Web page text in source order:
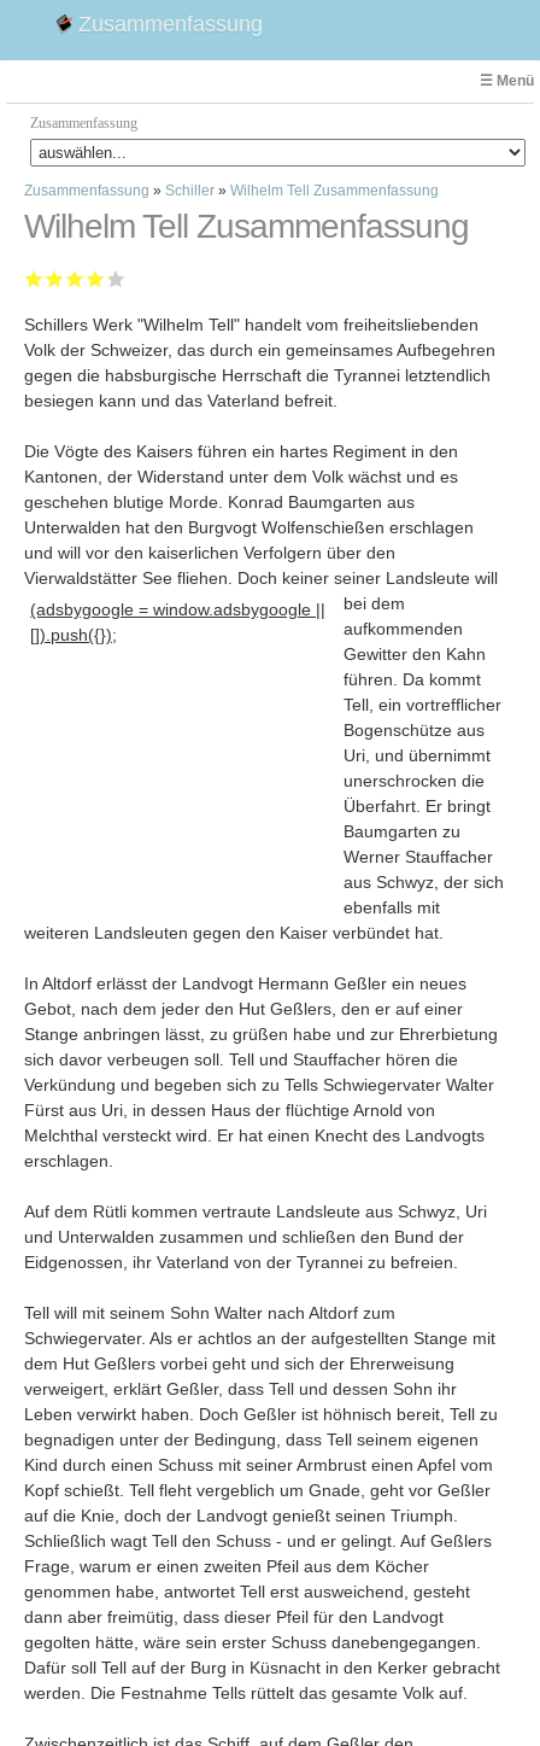
Zusammenfassung
☰ Menü
Zusammenfassung
Faust
Willhelm Tell
1. Weltkrieg Zusammenfassung
2. Weltkrieg
Weimarer Republik
Maria Stuart
Navigation
Suchen
Kontaktieren
Umfragen
Letzte Beiträge
Aktive Forenbeiträge
Dies ist das Forum um neue Funktionen und Information zu Wünschen
Regeln (Bitte vor dem posten lesen)
Zusammenfassung » Schiller » Wilhelm Tell Zusammenfassung
Wilhelm Tell Zusammenfassung
Schillers Werk "Wilhelm Tell" handelt vom freiheitsliebenden
Volk der Schweizer, das durch ein gemeinsames Aufbegehren
gegen die habsburgische Herrschaft die Tyrannei letztendlich
besiegen kann und das Vaterland befreit.
Die Vögte des Kaisers führen ein hartes Regiment in den
Kantonen, der Widerstand unter dem Volk wächst und es
geschehen blutige Morde. Konrad Baumgarten aus
Unterwalden hat den Burgvogt Wolfenschießen erschlagen
und will vor den kaiserlichen Verfolgern über den
Vierwaldstätter See fliehen
(adsbygoogle = window.adsbygoogle ||
[]).push({});
. Doch keiner seiner Landsleute will
bei dem
aufkommenden
Gewitter den Kahn
führen. Da kommt
Tell, ein vortrefflicher
Bogenschütze aus
Uri, und übernimmt
unerschrocken die
Überfahrt. Er bringt
Baumgarten zu
Werner Stauffacher
aus Schwyz, der sich
ebenfalls mit
weiteren Landsleuten gegen den Kaiser verbündet hat.
In Altdorf erlässt der Landvogt Hermann Geßler ein neues
Gebot, nach dem jeder den Hut Geßlers, den er auf einer
Stange anbringen lässt, zu grüßen habe und zur Ehrerbietung
sich davor verbeugen soll. Tell und Stauffacher hören die
Verkündung und begeben sich zu Tells Schwiegervater Walter
Fürst aus Uri, in dessen Haus der flüchtige Arnold von
Melchthal versteckt wird. Er hat einen Knecht des Landvogts
erschlagen.
Auf dem Rütli kommen vertraute Landsleute aus Schwyz, Uri
und Unterwalden zusammen und schließen den Bund der
Eidgenossen, ihr Vaterland von der Tyrannei zu befreien.
Tell will mit seinem Sohn Walter nach Altdorf zum
Schwiegervater. Als er achtlos an der aufgestellten Stange mit
dem Hut Geßlers vorbei geht und sich der Ehrerweisung
verweigert, erklärt Geßler, dass Tell und dessen Sohn ihr
Leben verwirkt haben. Doch Geßler ist höhnisch bereit, Tell zu
begnadigen unter der Bedingung, dass Tell seinem eigenen
Kind durch einen Schuss mit seiner Armbrust einen Apfel vom
Kopf schießt. Tell fleht vergeblich um Gnade, geht vor Geßler
auf die Knie, doch der Landvogt genießt seinen Triumph.
Schließlich wagt Tell den Schuss - und er gelingt. Auf Geßlers
Frage, warum er einen zweiten Pfeil aus dem Köcher
genommen habe, antwortet Tell erst ausweichend, gesteht
dann aber freimütig, dass dieser Pfeil für den Landvogt
gegolten hätte, wäre sein erster Schuss danebengegangen.
Dafür soll Tell auf der Burg in Küsnacht in den Kerker gebracht
werden. Die Festnahme Tells rüttelt das gesamte Volk auf.